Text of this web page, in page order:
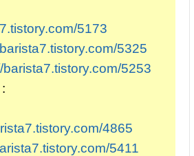
5173
5325
barista7.tistory.com/5253
4865
5411